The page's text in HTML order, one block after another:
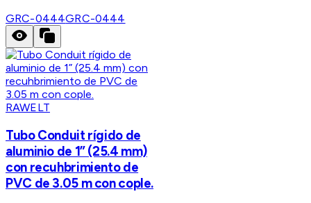
GRC-0444GRC-0444
RAWELT
Tubo Conduit rígido de
aluminio de 1” (25.4 mm)
con recuhbrimiento de
PVC de 3.05 m con cople.